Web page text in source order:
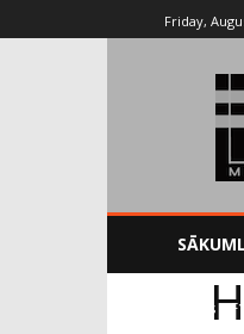
Friday,
Sākums F1